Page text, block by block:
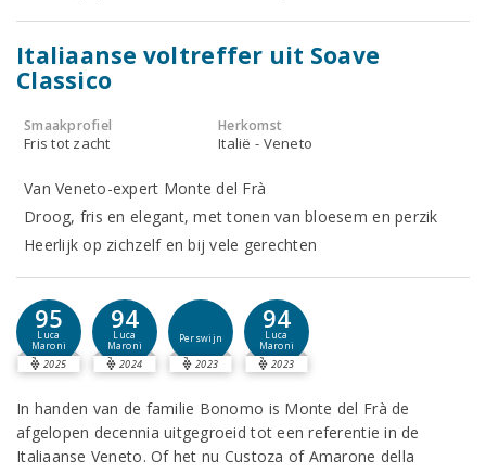
Italiaanse voltreffer uit Soave
Classico
Smaakprofiel
Fris tot zacht
Herkomst
Italië - Veneto
Van Veneto-expert Monte del Frà
Droog, fris en elegant, met tonen van bloesem en perzik
Heerlijk op zichzelf en bij vele gerechten
95
Luca
Maroni
2025
94
Luca
Maroni
2024
Perswijn
2023
94
Luca
Maroni
2023
In handen van de familie Bonomo is Monte del Frà de
afgelopen decennia uitgegroeid tot een referentie in de
Italiaanse Veneto. Of het nu Custoza of Amarone della